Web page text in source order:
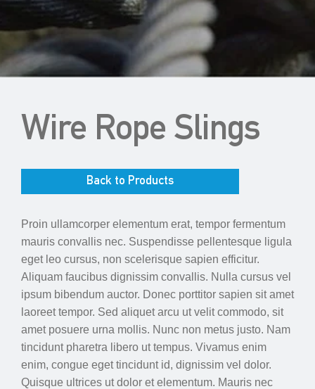
Wire Rope Slings
Back to Products
Proin ullamcorper elementum erat, tempor fermentum
mauris convallis nec. Suspendisse pellentesque ligula
eget leo cursus, non scelerisque sapien efficitur.
Aliquam faucibus dignissim convallis. Nulla cursus vel
ipsum bibendum auctor. Donec porttitor sapien sit amet
laoreet tempor. Sed aliquet arcu ut velit commodo, sit
amet posuere urna mollis. Nunc non metus justo. Nam
tincidunt pharetra libero ut tempus. Vivamus enim
enim, congue eget tincidunt id, dignissim vel dolor.
Quisque ultrices ut dolor et elementum. Mauris nec